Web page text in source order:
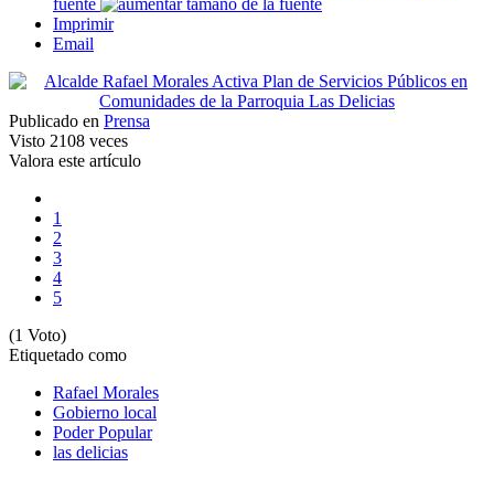
fuente
Imprimir
Email
Publicado en Prensa
Visto 2108 veces
Valora este artículo
1
2
3
4
5
(1 Voto)
Etiquetado como
Rafael Morales
Gobierno local
Poder Popular
las delicias